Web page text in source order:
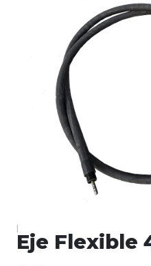
|
Eje Flexible